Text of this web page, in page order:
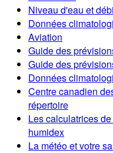
Niveau d'eau et
Données
Aviation
Guide des
Guide des
Données
Centre canadien
répertoire
Les calculatrices
humidex
La météo et votre